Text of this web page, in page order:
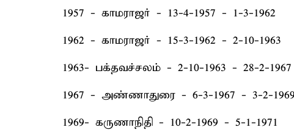
1957 - காமராஜர் - 13-4-1957 - 1-3-1962
1962 - காமராஜர் - 15-3-1962 - 2-10-1963
1963- பக்தவச்சலம் - 2-10-1963 - 28-2-1967
1967 - அண்ணாதுரை - 6-3-1967 - 3-2-1969
1969- கருணாநிதி - 10-2-1969 - 5-1-1971